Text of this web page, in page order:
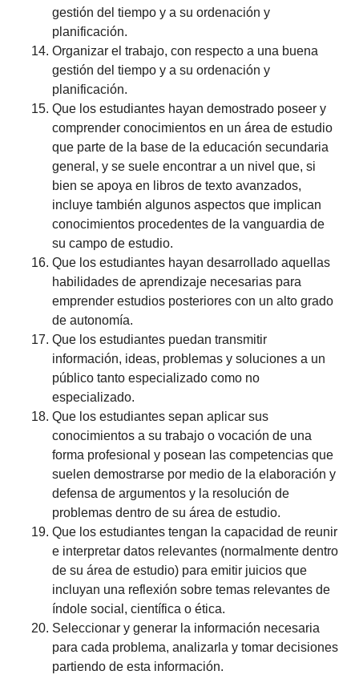
gestión del tiempo y a su ordenación y
planificación.
Organizar el trabajo, con respecto a una buena
gestión del tiempo y a su ordenación y
planificación.
Que los estudiantes hayan demostrado poseer y
comprender conocimientos en un área de estudio
que parte de la base de la educación secundaria
general, y se suele encontrar a un nivel que, si
bien se apoya en libros de texto avanzados,
incluye también algunos aspectos que implican
conocimientos procedentes de la vanguardia de
su campo de estudio.
Que los estudiantes hayan desarrollado aquellas
habilidades de aprendizaje necesarias para
emprender estudios posteriores con un alto grado
de autonomía.
Que los estudiantes puedan transmitir
información, ideas, problemas y soluciones a un
público tanto especializado como no
especializado.
Que los estudiantes sepan aplicar sus
conocimientos a su trabajo o vocación de una
forma profesional y posean las competencias que
suelen demostrarse por medio de la elaboración y
defensa de argumentos y la resolución de
problemas dentro de su área de estudio.
Que los estudiantes tengan la capacidad de reunir
e interpretar datos relevantes (normalmente dentro
de su área de estudio) para emitir juicios que
incluyan una reflexión sobre temas relevantes de
índole social, científica o ética.
Seleccionar y generar la información necesaria
para cada problema, analizarla y tomar decisiones
partiendo de esta información.